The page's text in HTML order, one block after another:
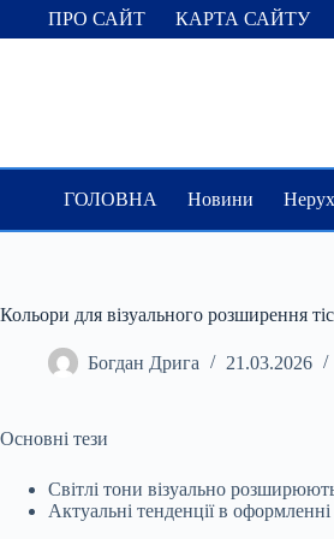
ПерейтиПРО САЙТ КАРТА САЙТУ
ГОЛОВНА Новини
Кольори для візуального розширення
Богдан Дрига 21.03.2026
Основні тези
Світлі тони візуально
Актуальні тенденції в оформленні